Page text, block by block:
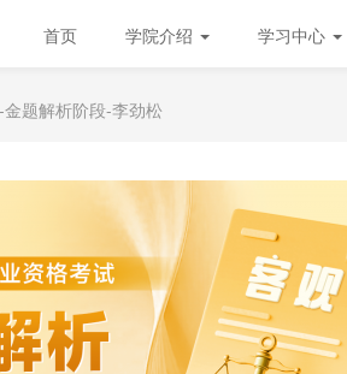
首页 学院介绍 学习中心
题解析阶段-李劲松